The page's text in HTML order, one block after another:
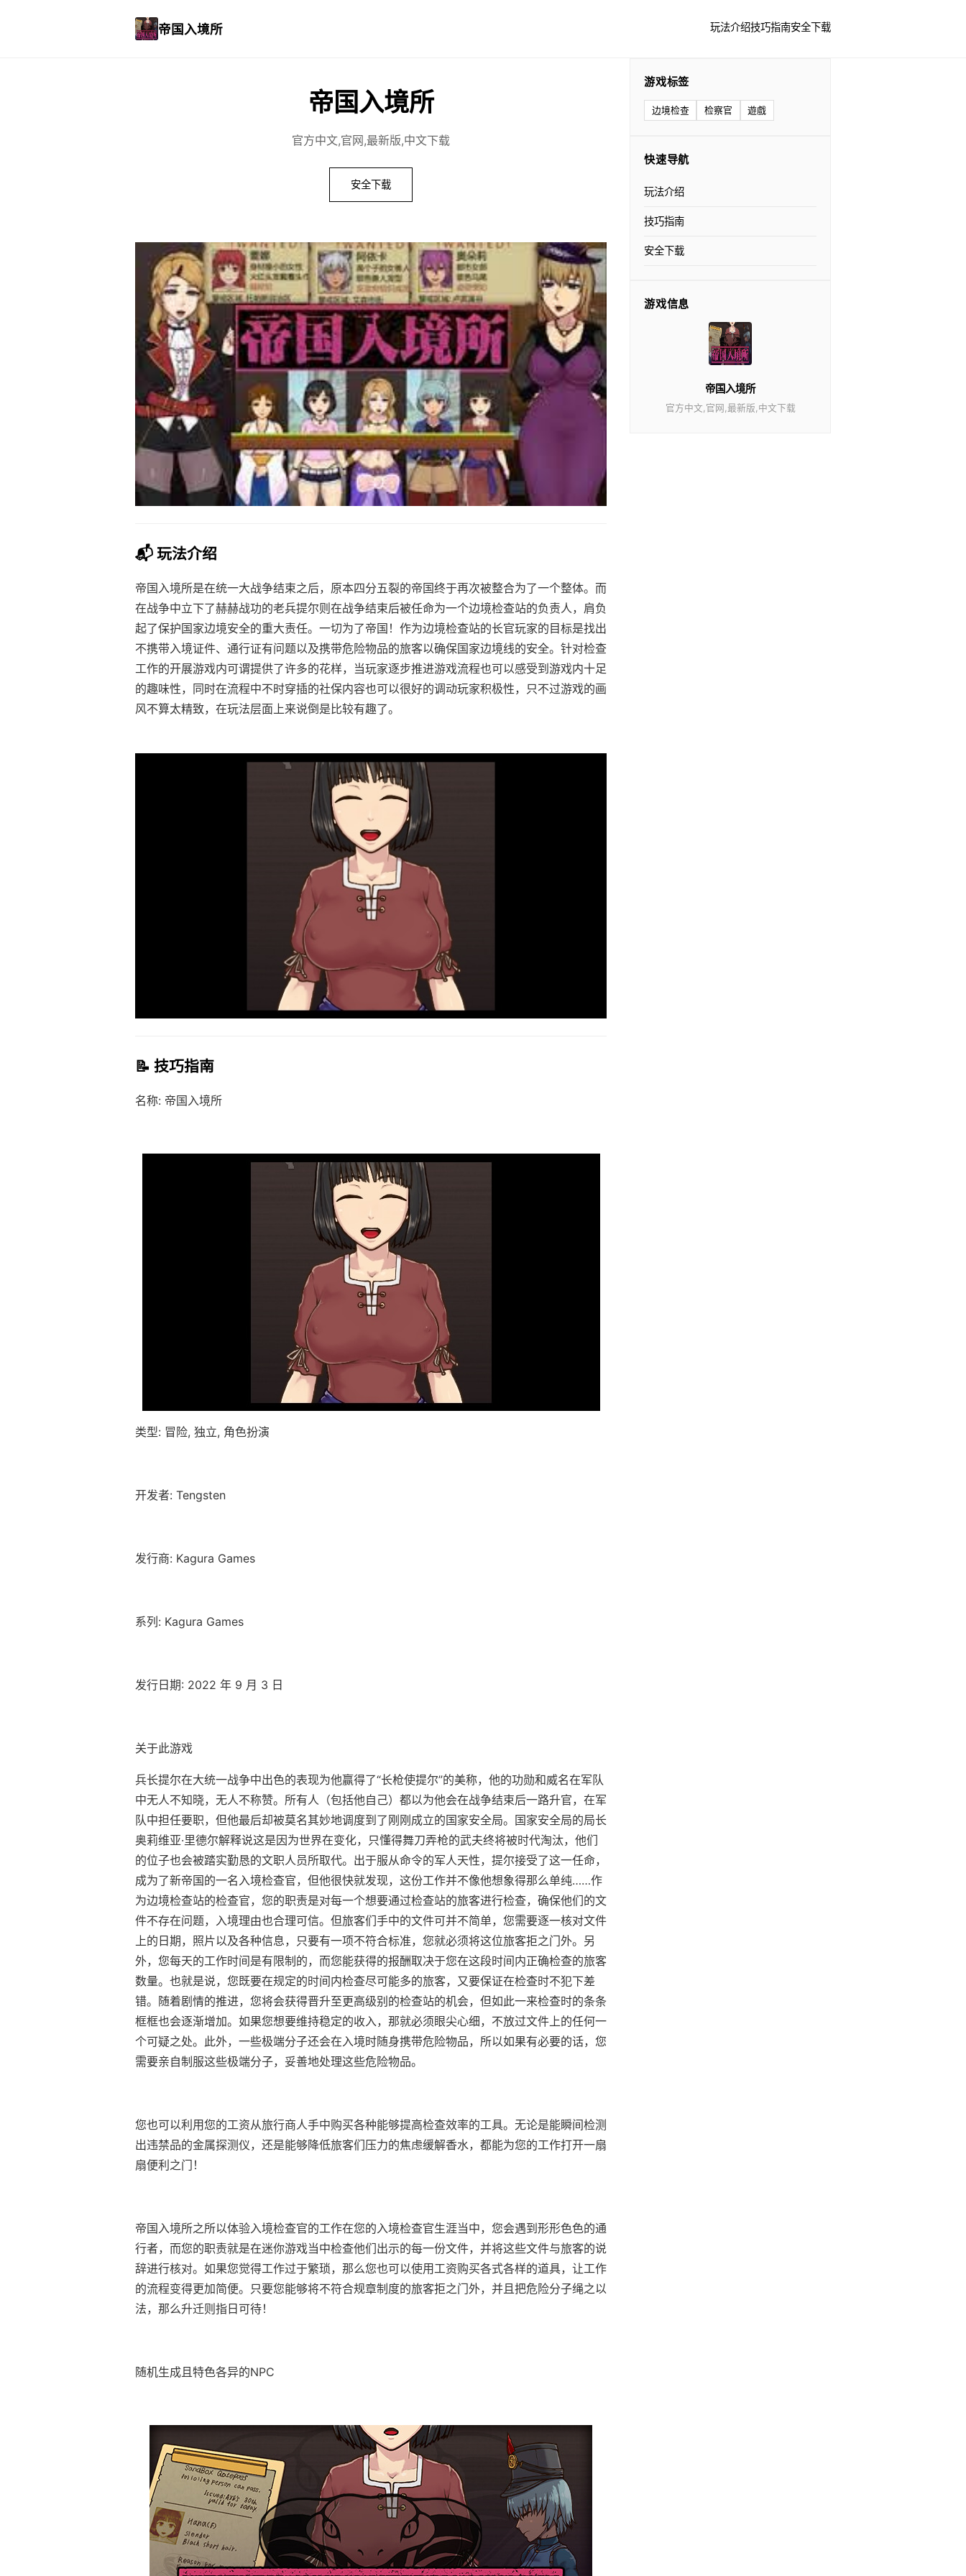
帝国入境所 玩法介绍技巧指南安全下载
帝国入境所
官方中文,官网,最新版,中文下载
安全下载
📬 玩法介绍
帝国入境所是在统一大战争结束之后，原本四分五裂的帝国终于再次被整合为了一个整体。而
在战争中立下了赫赫战功的老兵提尔则在战争结束后被任命为一个边境检查站的负责人，肩负
起了保护国家边境安全的重大责任。一切为了帝国！作为边境检查站的长官玩家的目标是找出
不携带入境证件、通行证有问题以及携带危险物品的旅客以确保国家边境线的安全。针对检查
工作的开展游戏内可谓提供了许多的花样，当玩家逐步推进游戏流程也可以感受到游戏内十足
的趣味性，同时在流程中不时穿插的社保内容也可以很好的调动玩家积极性，只不过游戏的画
风不算太精致，在玩法层面上来说倒是比较有趣了。
📝 技巧指南
名称: 帝国入境所
类型: 冒险, 独立, 角色扮演
开发者: Tengsten
发行商: Kagura Games
系列: Kagura Games
发行日期: 2022 年 9 月 3 日
关于此游戏
兵长提尔在大统一战争中出色的表现为他赢得了“长枪使提尔”的美称，他的功勋和威名在军队
中无人不知晓，无人不称赞。所有人（包括他自己）都以为他会在战争结束后一路升官，在军
队中担任要职，但他最后却被莫名其妙地调度到了刚刚成立的国家安全局。国家安全局的局长
奥莉维亚·里德尔解释说这是因为世界在变化，只懂得舞刀弄枪的武夫终将被时代淘汰，他们
的位子也会被踏实勤恳的文职人员所取代。出于服从命令的军人天性，提尔接受了这一任命，
成为了新帝国的一名入境检查官，但他很快就发现，这份工作并不像他想象得那么单纯……作
为边境检查站的检查官，您的职责是对每一个想要通过检查站的旅客进行检查，确保他们的文
件不存在问题，入境理由也合理可信。但旅客们手中的文件可并不简单，您需要逐一核对文件
上的日期，照片以及各种信息，只要有一项不符合标准，您就必须将这位旅客拒之门外。另
外，您每天的工作时间是有限制的，而您能获得的报酬取决于您在这段时间内正确检查的旅客
数量。也就是说，您既要在规定的时间内检查尽可能多的旅客，又要保证在检查时不犯下差
错。随着剧情的推进，您将会获得晋升至更高级别的检查站的机会，但如此一来检查时的条条
框框也会逐渐增加。如果您想要维持稳定的收入，那就必须眼尖心细，不放过文件上的任何一
个可疑之处。此外，一些极端分子还会在入境时随身携带危险物品，所以如果有必要的话，您
需要亲自制服这些极端分子，妥善地处理这些危险物品。
您也可以利用您的工资从旅行商人手中购买各种能够提高检查效率的工具。无论是能瞬间检测
出违禁品的金属探测仪，还是能够降低旅客们压力的焦虑缓解香水，都能为您的工作打开一扇
扇便利之门！
帝国入境所之所以体验入境检查官的工作在您的入境检查官生涯当中，您会遇到形形色色的通
行者，而您的职责就是在迷你游戏当中检查他们出示的每一份文件，并将这些文件与旅客的说
辞进行核对。如果您觉得工作过于繁琐，那么您也可以使用工资购买各式各样的道具，让工作
的流程变得更加简便。只要您能够将不符合规章制度的旅客拒之门外，并且把危险分子绳之以
法，那么升迁则指日可待！
随机生成且特色各异的NPC
游戏标签
边境检查 检察官 遊戲
快速导航
玩法介绍
技巧指南
安全下载
游戏信息
帝国入境所
官方中文,官网,最新版,中文下载